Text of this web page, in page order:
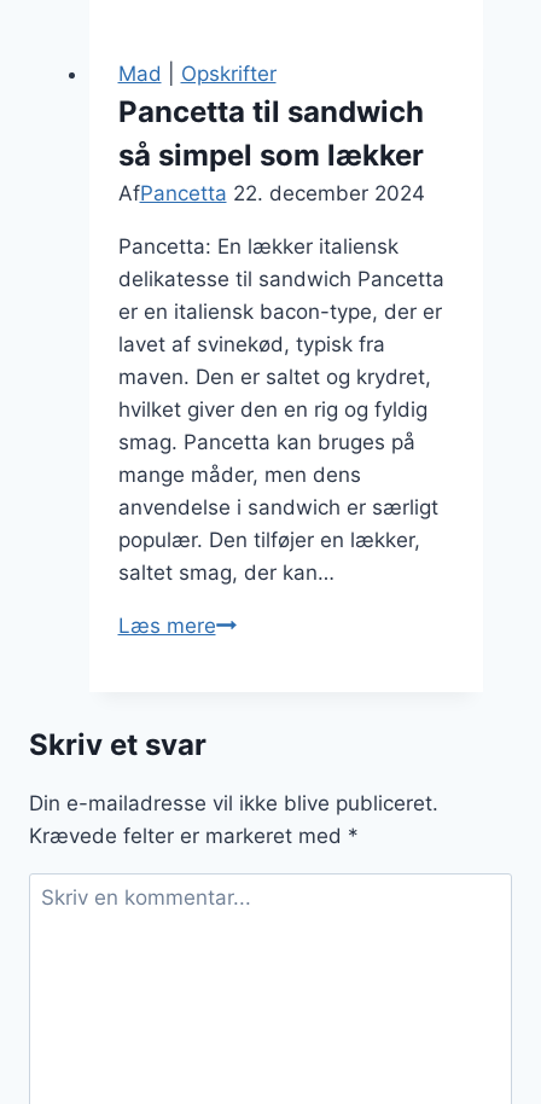
til
Mad Opskrifter
Pancetta til sandwich
så simpel som lækker
AfPancetta 22. december 2024
Pancetta: En lækker italiensk
delikatesse til sandwich Pancetta
er en italiensk bacon-type, der er
lavet af svinekød, typisk fra
maven. Den er saltet og krydret,
hvilket giver den en rig og fyldig
smag. Pancetta kan bruges på
mange måder, men dens
anvendelse i sandwich er særligt
populær. Den tilføjer en lækker,
saltet smag, der kan…
Læs merePancetta
Skriv et svar
Din e-mailadresse vil ikke blive publiceret.
Krævede felter er markeret med *